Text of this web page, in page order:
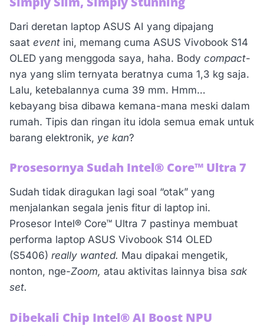
Dari deretan laptop ASUS AI yang dipajang
saat event ini, memang cuma ASUS Vivobook S14
OLED yang menggoda saya, haha. Body compact-
nya yang slim ternyata beratnya cuma 1,3 kg saja.
Lalu, ketebalannya cuma 39 mm. Hmm…
kebayang bisa dibawa kemana-mana meski dalam
rumah. Tipis dan ringan itu idola semua emak untuk
barang elektronik, ye kan?
Prosesornya Sudah Intel® Core™ Ultra 7
Sudah tidak diragukan lagi soal “otak” yang
menjalankan segala jenis fitur di laptop ini.
Prosesor Intel® Core™ Ultra 7 pastinya membuat
performa laptop ASUS Vivobook S14 OLED
(S5406) really wanted. Mau dipakai mengetik,
nonton, nge-Zoom, atau aktivitas lainnya bisa sak
set.
Dibekali Chip Intel® AI Boost NPU